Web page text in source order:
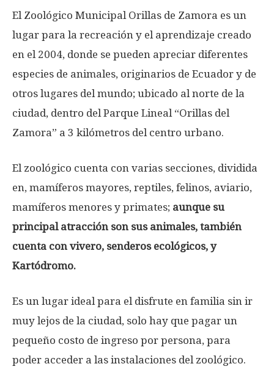
El Zoológico Municipal Orillas de Zamora es un
lugar para la recreación y el aprendizaje creado
en el 2004, donde se pueden apreciar diferentes
especies de animales, originarios de Ecuador y de
otros lugares del mundo; ubicado al norte de la
ciudad, dentro del Parque Lineal “Orillas del
Zamora” a 3 kilómetros del centro urbano.
El zoológico cuenta con varias secciones, dividida
en, mamíferos mayores, reptiles, felinos, aviario,
mamíferos menores y primates; aunque su
principal atracción son sus animales, también
cuenta con vivero, senderos ecológicos, y
Kartódromo.
Es un lugar ideal para el disfrute en familia sin ir
muy lejos de la ciudad, solo hay que pagar un
pequeño costo de ingreso por persona, para
poder acceder a las instalaciones del zoológico.